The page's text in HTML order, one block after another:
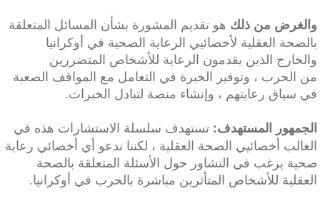
والغرض من ذلك هو تقديم المشورة بشأن المسائل المتعلقة
بالصحة العقلية لأخصائيي الرعاية الصحية في أوكرانيا
والخارج الذين يقدمون الرعاية للأشخاص المتضررين
من الحرب ، وتوفير الخبرة في التعامل مع المواقف الصعبة
في سياق رعايتهم ، وإنشاء منصة لتبادل الخبرات.
الجمهور المستهدف: تستهدف سلسلة الاستشارات هذه في
الغالب أخصائيي الصحة العقلية ، لكننا ندعو أي أخصائي رعاية
صحية يرغب في التشاور حول الأسئلة المتعلقة بالصحة
العقلية للأشخاص المتأثرين مباشرة بالحرب في أوكرانيا.